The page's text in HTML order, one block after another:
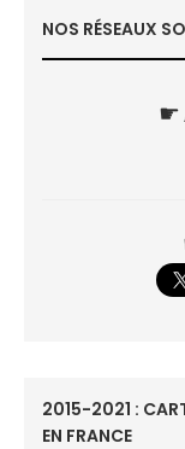
NOS RÉSEAUX
☛
2015-2021 :
EN FRANCE